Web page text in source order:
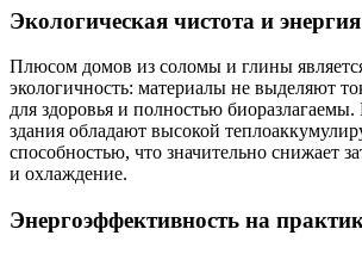
Экологическая чистота и энергия
Плюсом домов из соломы и глины
экологичность: материалы не выделяют
для здоровья и полностью биоразлагаемы.
здания обладают высокой
способностью, что значительно снижает
и охлаждение.
Энергоэффективность на